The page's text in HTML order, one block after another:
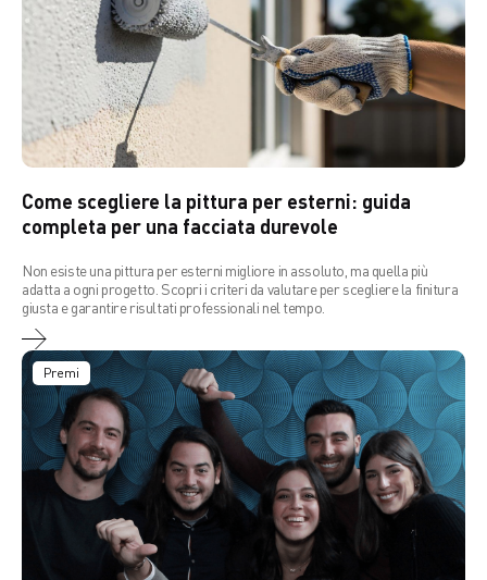
Come scegliere la pittura per esterni: guida
completa per una facciata durevole
Non esiste una pittura per esterni migliore in assoluto, ma quella più
adatta a ogni progetto. Scopri i criteri da valutare per scegliere la finitura
giusta e garantire risultati professionali nel tempo.
Premi